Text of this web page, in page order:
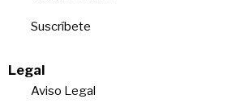
Suscríbete
Legal
Aviso Legal